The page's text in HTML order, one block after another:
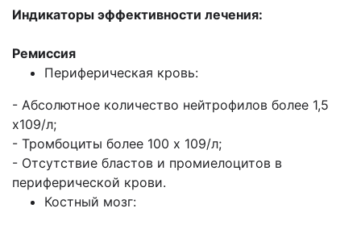
Индикаторы эффективности лечения:
Ремиссия
Периферическая кровь:
- Абсолютное количество нейтрофилов более 1,5
х109/л;
- Тромбоциты более 100 х 109/л;
- Отсутствие бластов и промиелоцитов в
периферической крови.
Костный мозг: